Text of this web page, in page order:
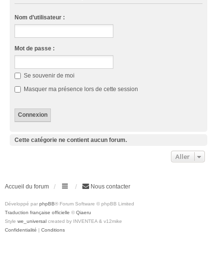
Nom d’utilisateur :
Mot de passe :
Se souvenir de moi
Masquer ma présence lors de cette session
Cette catégorie ne contient aucun forum.
Aller
Accueil du forum Nous contacter
Développé par phpBB® Forum Software © phpBB Limited
Traduction française officielle © Qiaeru
Style we_universal created by INVENTEA & v12mike
Confidentialité | Conditions